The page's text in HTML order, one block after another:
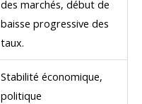
des marchés, début de
baisse progressive des
taux.
Stabilité économique,
politique